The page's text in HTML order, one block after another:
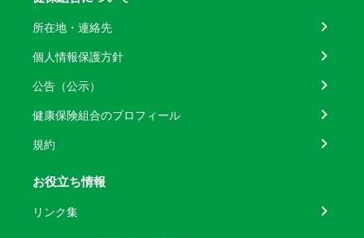
所在地・連絡先
個人情報保護方針
公告（公示）
健康保険組合のプロフィール
規約
お役立ち情報
リンク集